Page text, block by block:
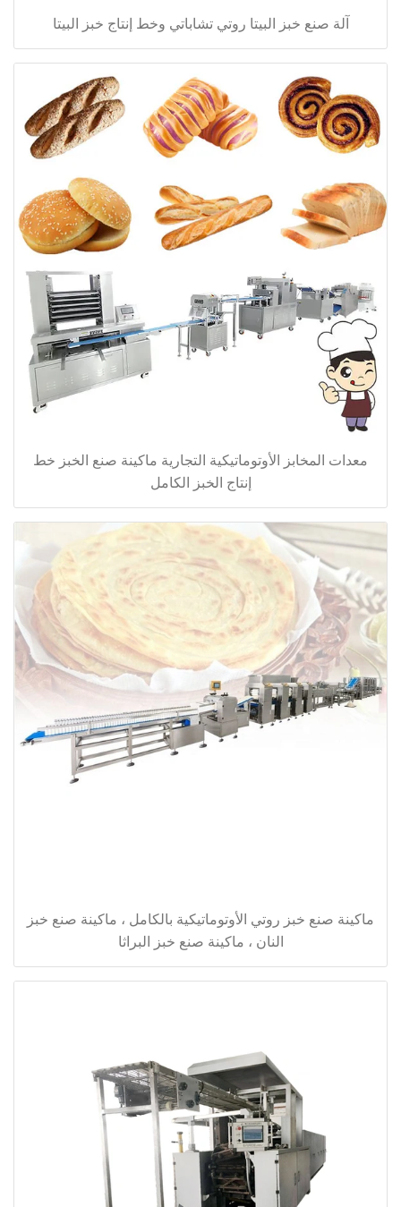
آلة صنع خبز البيتا روتي تشاباتي وخط إنتاج خبز البيتا
معدات المخابز الأوتوماتيكية التجارية ماكينة صنع الخبز خط
إنتاج الخبز الكامل
ماكينة صنع خبز روتي الأوتوماتيكية بالكامل ، ماكينة صنع خبز
النان ، ماكينة صنع خبز البراثا